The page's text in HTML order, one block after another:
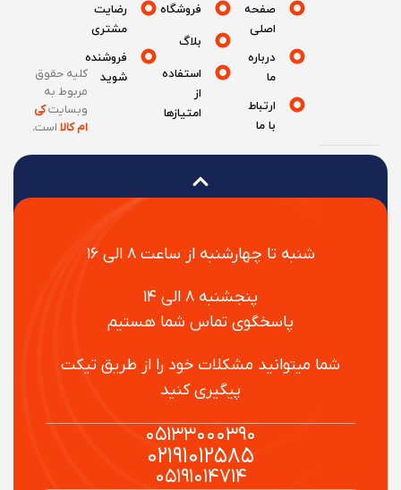
شنبه تا چهارشنبه از ساعت ۸ الی ۱۶
پنجشنبه ۸ الی ۱۴
پاسخگوی تماس شما هستیم
شما میتوانید مشکلات خود را از طریق تیکت
پیگیری کنید
۰۵۱۳۳۰۰۰۳۹۰
۰۲۱۹۱۰۱۲۵۸۵
۰۵۱۹۱۰۱۴۷۱۴
صفحه
درباره
ارتباط
فروشگاه
بلاگ
استفاده
امتیازها
رضایت
مشتری
فروشنده
شوید
کلیه حقوق
مربوط به
وبسایتکی
ام کالااست.